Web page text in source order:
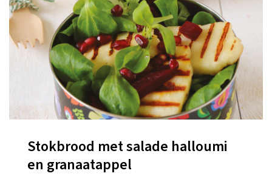
Stokbrood met salade halloumi
en granaatappel